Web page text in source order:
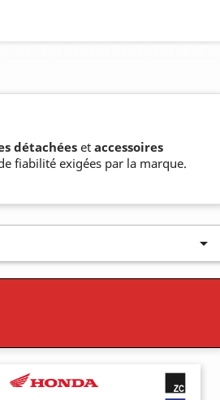
détachées et accessoires
fiabilité exigées par la marque.
